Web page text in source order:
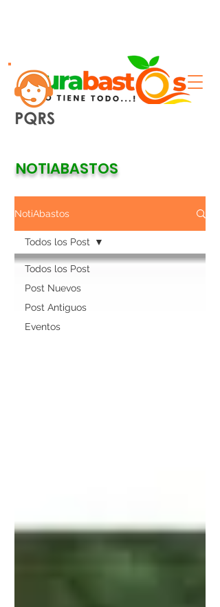
NOTIABASTOS
NotiAbastos
Todos los Post
Post Nuevos
Post Antiguos
Eventos
Todos los Post